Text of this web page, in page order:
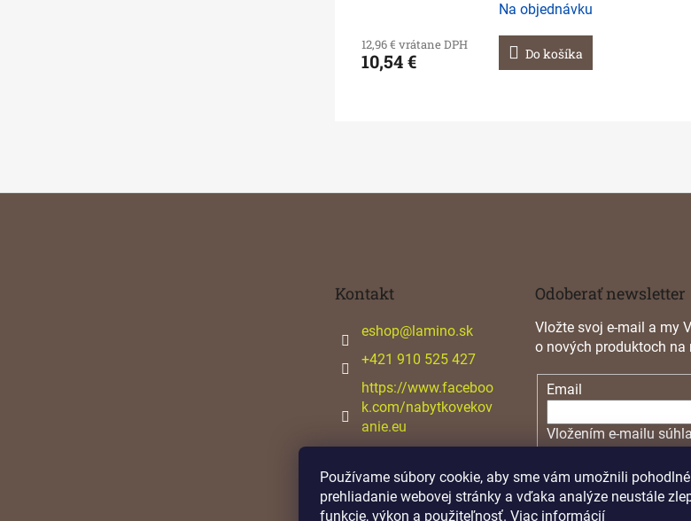
Používame súbory cookie, aby sme vám umožnili pohodlné
prehliadanie webovej stránky a vďaka analýze neustále
funkcie, výkon a použiteľnosť. Viac informácií
Na objednávku
12,96 € vrátane DPH
10,54 € Do košíka
Kontakt
eshop@ lamino.sk
+421 910 525 427
https://www.faceboo
k.com/nabytkovekov
anie.eu
Odoberať newsletter
Vložte svoj e-mail a my
o nových produktoch na
Email
Vložením e-mailu
PRIHLÁSIŤ SA